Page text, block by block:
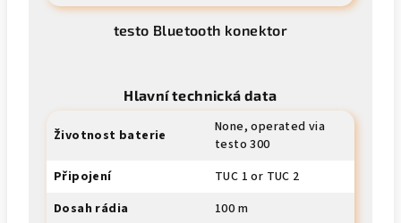
testo Bluetooth konektor
Hlavní technická data
Životnost baterie
None, operated via
testo 300
Připojení
TUC 1 or TUC 2
Dosah rádia
100 m